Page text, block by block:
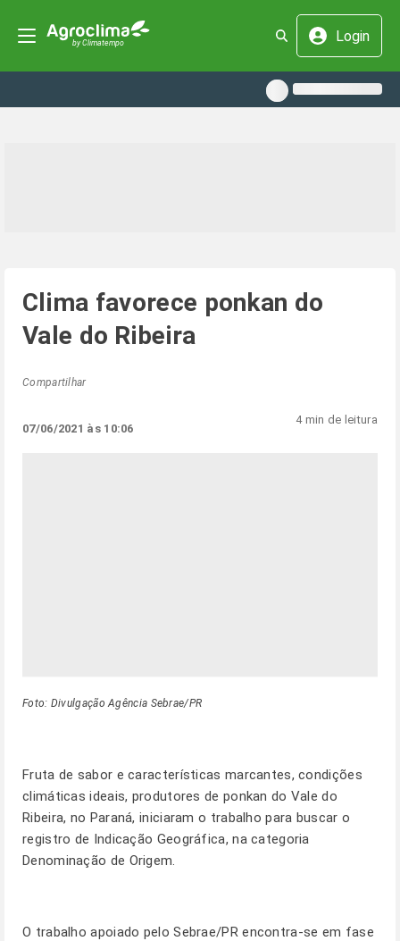
Login
Clima favorece ponkan do
Vale do Ribeira
Compartilhar
07/06/2021 às 10:06
4 min de leitura
Foto: Divulgação Agência Sebrae/PR
Fruta de sabor e características marcantes, condições
climáticas ideais, produtores de ponkan do Vale do
Ribeira, no Paraná, iniciaram o trabalho para buscar o
registro de Indicação Geográfica, na categoria
Denominação de Origem.
O trabalho apoiado pelo Sebrae/PR encontra-se em fase